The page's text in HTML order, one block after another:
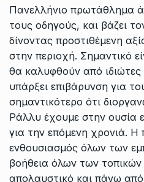
Πανελλήνιο πρωτάθλημα
τους οδηγούς, και βάζει
δίνοντας προστιθέμενη
στην περιοχή. Σημαντικό
θα καλυφθούν από
υπάρξει επιβάρυνση για
σημαντικότερο ότι
Ράλλυ έχουμε στην ουσία
για την επόμενη χρονιά. Η
ενθουσιασμός όλων των
βοήθεια όλων των
απολαυστικό και πάνω